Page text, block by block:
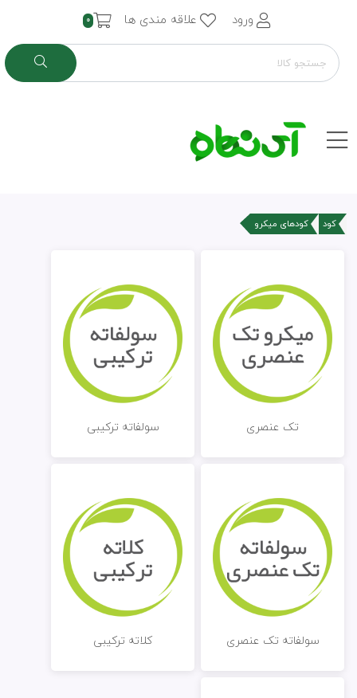
ورود علاقه مندی ها 0
کود کودهای میکرو
تک عنصری سولفاته ترکیبی
سولفاته تک عنصری کلاته ترکیبی